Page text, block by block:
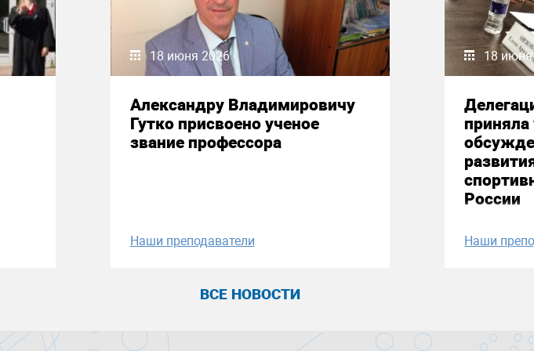
18 июня 2026
Александру Владимировичу
Гутко присвоено ученое
звание профессора
Наши преподаватели
18
приняла
России
Наши
ВСЕ НОВОСТИ